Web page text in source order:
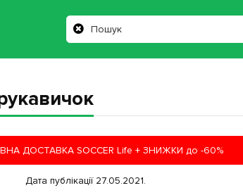
ДОСТАВКА SOCCER Life + ЗНИЖКИ до -60%
Дата публікації 27.05.2021.